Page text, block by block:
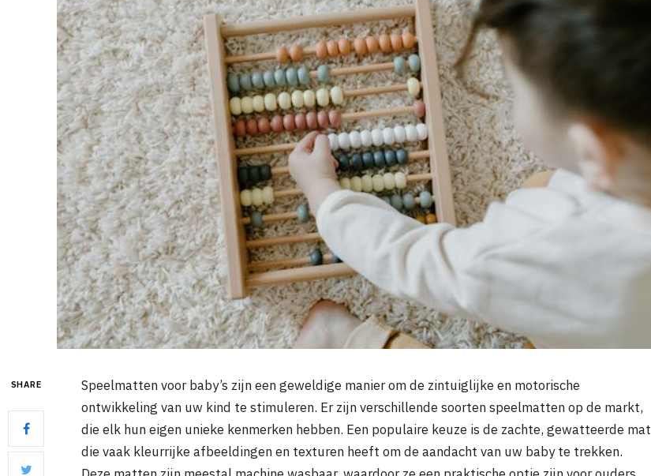
SHARE
Speelmatten voor baby’s zijn een geweldige manier om de zintuiglijke en motorische
ontwikkeling van uw kind te stimuleren. Er zijn verschillende soorten speelmatten op de markt,
die elk hun eigen unieke kenmerken hebben. Een populaire keuze is de zachte, gewatteerde mat
die vaak kleurrijke afbeeldingen en texturen heeft om de aandacht van uw baby te trekken.